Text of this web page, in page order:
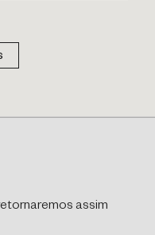
assim